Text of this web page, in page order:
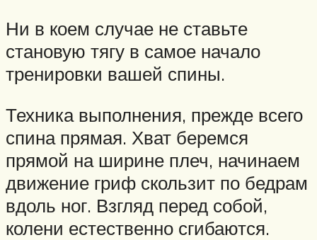
Ни в коем случае не ставьте
становую тягу в самое начало
тренировки вашей спины.
Техника выполнения, прежде всего
спина прямая. Хват беремся
прямой на ширине плеч, начинаем
движение гриф скользит по бедрам
вдоль ног. Взгляд перед собой,
колени естественно сгибаются.